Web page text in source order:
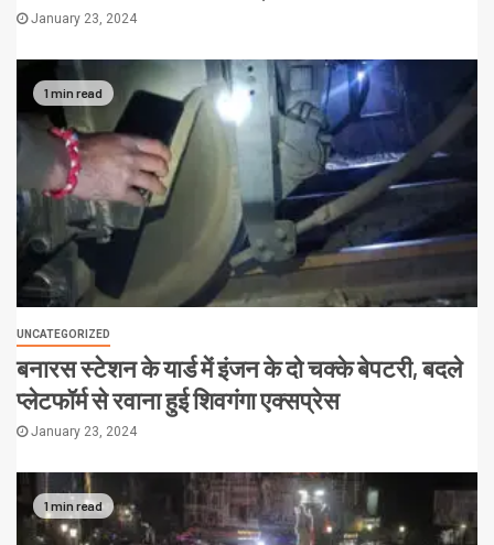
January 23, 2024
1 min read
UNCATEGORIZED
बनारस स्टेशन के यार्ड में इंजन के दो चक्के बेपटरी, बदले
प्लेटफॉर्म से रवाना हुई शिवगंगा एक्सप्रेस
January 23, 2024
1 min read